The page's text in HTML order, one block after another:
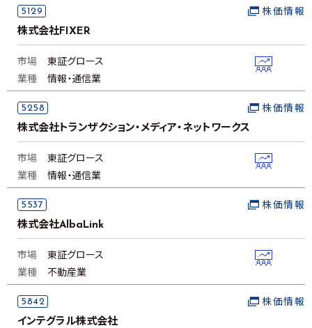
5129
株式会社FIXER
株価情報
市場
東証グロース
業種
情報・通信業
5258
株式会社トランザクション・メディア・ネットワークス
株価情報
市場
東証グロース
業種
情報・通信業
5537
株式会社AlbaLink
株価情報
市場
東証グロース
業種
不動産業
5842
インテグラル株式会社
株価情報